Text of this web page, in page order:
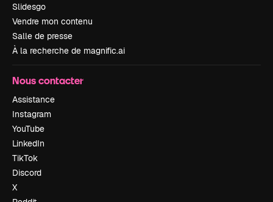
Slidesgo
Vendre mon contenu
Salle de presse
À la recherche de magnific.ai
Nous contacter
Assistance
Instagram
YouTube
LinkedIn
TikTok
Discord
X